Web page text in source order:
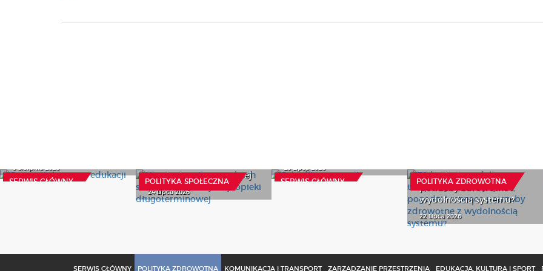
SERWIS GŁÓWNY
6 Sierpnia 2026
POLITYKA SPOŁECZNA
opieki długoterminowej
24 Lipca 2026
SERWIS GŁÓWNY
20 Lipca 2026
POLITYKA ZDROWOTNA
potrzeby zdrowotne z
wydolnością systemu?
22 Lipca 2026
SERWIS GŁÓWNY POLITYKA ZDROWOTNA KOMUNIKACJA I TRANSPORT ZARZĄDZANIE PRZESTRZENIĄ EDUKACJA, KULTURA I SPORT